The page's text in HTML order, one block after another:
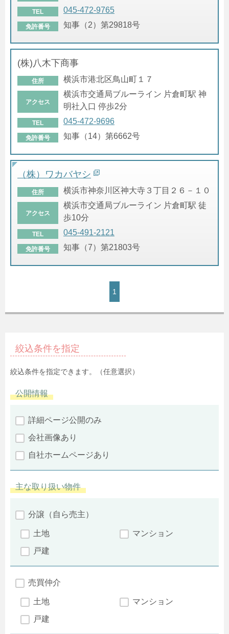
TEL 045-472-9765
免許番号 知事（2）第29818号
(株)八木下商事
住所 横浜市港北区鳥山町１７
アクセス
横浜市交通局ブルーライン 片倉町駅 神
明社入口 停歩2分
TEL 045-472-9696
免許番号 知事（14）第6662号
（株）ワカバヤシ
住所 横浜市神奈川区神大寺３丁目２６－１０
アクセス
横浜市交通局ブルーライン 片倉町駅 徒
歩10分
TEL 045-491-2121
免許番号 知事（7）第21803号
1
絞込条件を指定
絞込条件を指定できます。（任意選択）
公開情報
詳細ページ公開のみ
会社画像あり
自社ホームページあり
主な取り扱い物件
分譲（自ら売主）
土地
マンション
戸建
売買仲介
土地
マンション
戸建